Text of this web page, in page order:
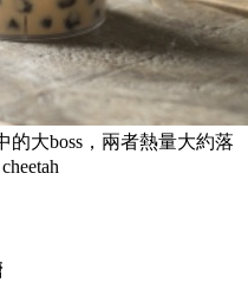
大boss，兩者熱量大約落